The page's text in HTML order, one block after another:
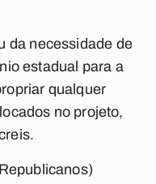
da necessidade de
estadual para a
qualquer
no projeto,